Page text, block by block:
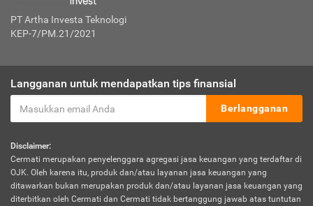
PT Artha Investa Teknologi
KEP-7/PM.21/2021
Langganan untuk mendapatkan tips finansial
Berlangganan
Disclaimer:
Cermati merupakan penyelenggara agregasi jasa keuangan yang terdaftar di
OJK. Oleh karena itu, produk dan/atau layanan jasa keuangan yang
ditawarkan bukan merupakan produk dan/atau layanan jasa keuangan yang
diterbitkan oleh Cermati dan Cermati tidak bertanggung jawab atas tuntutan